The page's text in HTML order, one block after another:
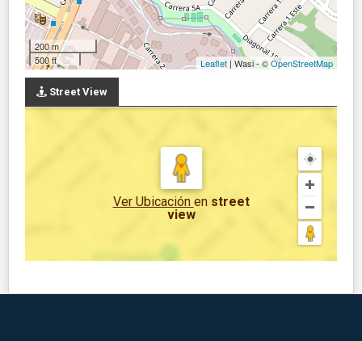
200 m
500 ft
Leaflet | Wasi - ©OpenStreetMap
Street View
Ver Ubicación en street
view